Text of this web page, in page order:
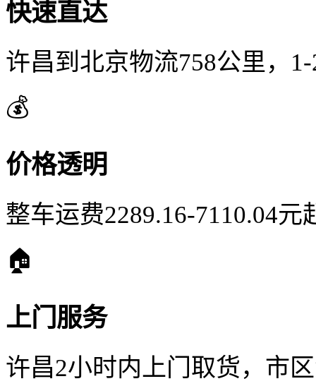
快速直达
许昌到北京物流758公里，
💰
价格透明
整车运费2289.16-7110.04
🏠
上门服务
许昌2小时内上门取货，市